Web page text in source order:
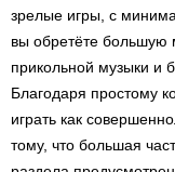
зрелые игры, с
вы обретёте большую
прикольной музыки и
Благодаря простому
играть как
тому, что большая